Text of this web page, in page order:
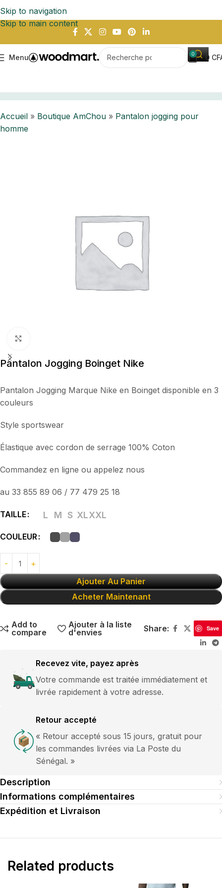
Skip to navigation
Skip to main content
Menu 0 0
Accueil » Boutique AmChou » Pantalon jogging pour
homme
Pantalon Jogging Boinget Nike
Pantalon Jogging Marque Nike en Boinget disponible en 3
couleurs
Style sportswear
Élastique avec cordon de serrage 100% Coton
Commandez en ligne ou appelez nous
au 33 855 89 06 / 77 479 25 18
TAILLE L M S XLXXL
COULEUR
Ajouter Au Panier
Acheter Maintenant
Add to
compare
Ajouter à la liste
d'envies
Share: Save
Recevez vite, payez après
Votre commande est traitée immédiatement et
livrée rapidement à votre adresse.
Retour accepté
« Retour accepté sous 15 jours, gratuit pour
les commandes livrées via La Poste du
Sénégal. »
Description
Informations complémentaires
Expédition et Livraison
Related products